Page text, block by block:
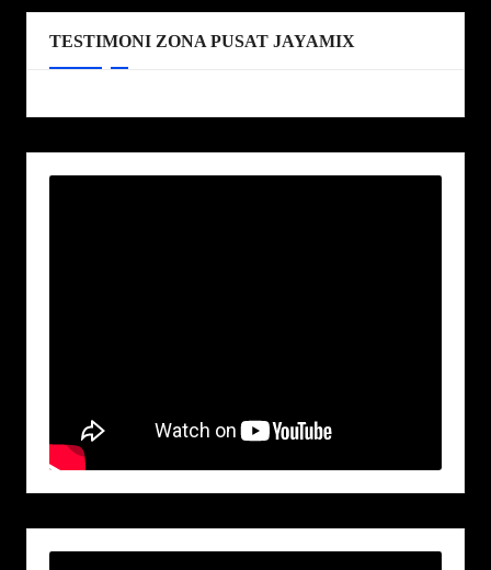
TESTIMONI ZONA PUSAT JAYAMIX